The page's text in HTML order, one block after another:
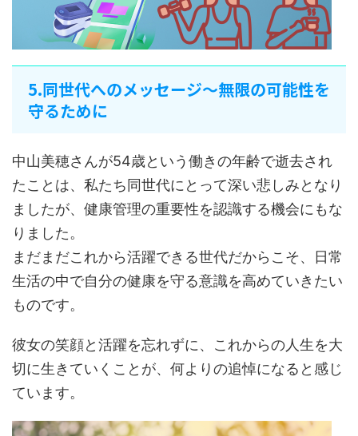
5.同世代へのメッセージ～無限の可能性を
守るために
中山美穂さんが54歳という働きの年齢で逝去され
たことは、私たち同世代にとって深い悲しみとなり
ましたが、健康管理の重要性を認識する機会にもな
りました。
まだまだこれから活躍できる世代だからこそ、日常
生活の中で自分の健康を守る意識を高めていきたい
ものです。
彼女の笑顔と活躍を忘れずに、これからの人生を大
切に生きていくことが、何よりの追悼になると感じ
ています。